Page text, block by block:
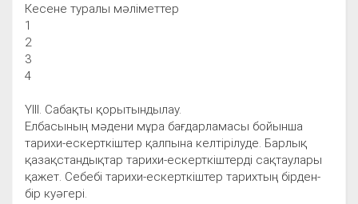
Кесене туралы мәліметтер
1
2
3
4
ҮІІІ. Сабақты қорытындылау.
Елбасының мәдени мұра бағдарламасы бойынша
тарихи-ескерткіштер қалпына келтірілуде. Барлық
қазақстандықтар тарихи-ескерткіштерді сақтаулары
қажет. Себебі тарихи-ескерткіштер тарихтың бірден-
бір куәгері.